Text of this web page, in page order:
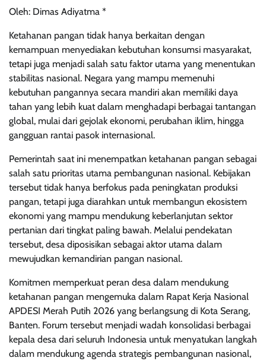
Oleh: Dimas Adiyatma *
Ketahanan pangan tidak hanya berkaitan dengan
kemampuan menyediakan kebutuhan konsumsi masyarakat,
tetapi juga menjadi salah satu faktor utama yang menentukan
stabilitas nasional. Negara yang mampu memenuhi
kebutuhan pangannya secara mandiri akan memiliki daya
tahan yang lebih kuat dalam menghadapi berbagai tantangan
global, mulai dari gejolak ekonomi, perubahan iklim, hingga
gangguan rantai pasok internasional.
Pemerintah saat ini menempatkan ketahanan pangan sebagai
salah satu prioritas utama pembangunan nasional. Kebijakan
tersebut tidak hanya berfokus pada peningkatan produksi
pangan, tetapi juga diarahkan untuk membangun ekosistem
ekonomi yang mampu mendukung keberlanjutan sektor
pertanian dari tingkat paling bawah. Melalui pendekatan
tersebut, desa diposisikan sebagai aktor utama dalam
mewujudkan kemandirian pangan nasional.
Komitmen memperkuat peran desa dalam mendukung
ketahanan pangan mengemuka dalam Rapat Kerja Nasional
APDESI Merah Putih 2026 yang berlangsung di Kota Serang,
Banten. Forum tersebut menjadi wadah konsolidasi berbagai
kepala desa dari seluruh Indonesia untuk menyatukan langkah
dalam mendukung agenda strategis pembangunan nasional,